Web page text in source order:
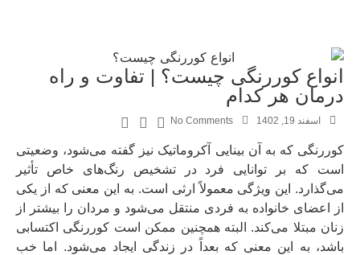
انواع کوررنگی چیست؟ | تفاوت و راه
درمان هر کدام
اسفند 19, 1402 No Comments
کوررنگی که به آن بینایی آکروماتیک نیز گفته می‌شود، وضعیتی
است که بر توانایی فرد در تشخیص رنگ‌های خاص تأثیر
می‌گذارد. این ویژگی معمولاً ارثی است. به این معنی که از یکی
از اعضای خانواده به فردی منتقل می‌شود و مردان را بیشتر از
زنان مبتلا می‌کند. البته همچنین ممکن است کوررنگی اکتسابی
باشد، به این معنی که بعداً در زندگی ایجاد می‌شود. اما خب